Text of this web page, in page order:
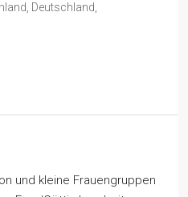
Deutschland,
und kleine Frauengruppen